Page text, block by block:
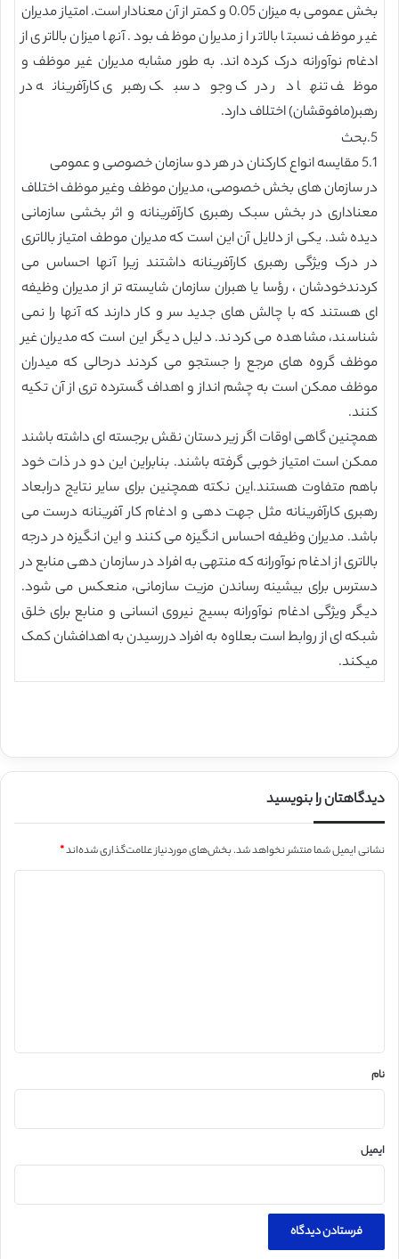
بخش عمومی به میزان 0.05 و کمتر از آن معنادار است. امتیاز مدیران
غیر موظف نسبتا بالاتر از مدیران موظف بود. آنها میزان بالاتری از
ادغام نوآورانه درک کرده اند. به طور مشابه مدیران غیر موظف و
موظف تنها در درک وجود سبک رهبری کارآفرینانه در
رهبر(مافوقشان) اختلاف دارد.
5.بحث
5.1 مقایسه انواع کارکنان در هر دو سازمان خصوصی و عمومی
در سازمان های بخش خصوصی، مدیران موظف وغیر موظف اختلاف
معناداری در بخش سبک رهبری کارآفرینانه و اثر بخشی سازمانی
دیده شد. یکی از دلایل آن این است که مدیران موطف امتیاز بالاتری
در درک ویژگی رهبری کارآفرینانه داشتند زیرا آنها احساس می
کردندخودشان ، رؤسا یا هبران سازمان شایسته تر از مدیران وظیفه
ای هستند که با چالش های جدید سر و کار دارند که آنها را نمی
شناسند، مشاهده می کردند. دلیل دیگر این است که مدیران غیر
موظف گروه های مرجع را جستجو می کردند درحالی که میدران
موظف ممکن است به چشم انداز و اهداف گسترده تری از آن تکیه
کنند.
همچنین گاهی اوقات اگر زیر دستان نقش برجسته ای داشته باشند
ممکن است امتیاز خوبی گرفته باشند. بنابراین این دو در ذات خود
باهم متفاوت هستند.این نکته همچنین برای سایر نتایج درابعاد
رهبری کارآفرینانه مثل جهت دهی و ادغام کار آفرینانه درست می
باشد. مدیران وظیفه احساس انگیزه می کنند و این انگیزه در درجه
بالاتری از ادغام نوآورانه که منتهی به افراد در سازمان دهی منابع در
دسترس برای بیشینه رساندن مزیت سازمانی، منعکس می شود.
دیگر ویژگی ادغام نوآورانه بسیج نیروی انسانی و منابع برای خلق
شبکه ای از روابط است بعلاوه به افراد دررسیدن به اهدافشان کمک
میکند.
دیدگاهتان را بنویسید
نشانی ایمیل شما منتشر نخواهد شد.بخش‌های موردنیاز علامت‌گذاری شده‌اند*
نام
ایمیل